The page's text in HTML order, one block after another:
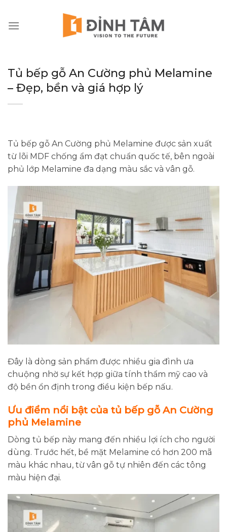
nội
Tủ bếp gỗ An Cường phủ Melamine
– Đẹp, bền và giá hợp lý
Tủ bếp gỗ An Cường phủ Melamine được sản xuất
từ lõi MDF chống ẩm đạt chuẩn quốc tế, bên ngoài
phủ lớp Melamine đa dạng màu sắc và vân gỗ.
Đây là dòng sản phẩm được nhiều gia đình ưa
chuộng nhờ sự kết hợp giữa tính thẩm mỹ cao và
độ bền ổn định trong điều kiện bếp nấu.
Ưu điểm nổi bật của tủ bếp gỗ An Cường
phủ Melamine
Dòng tủ bếp này mang đến nhiều lợi ích cho người
dùng. Trước hết, bề mặt Melamine có hơn 200 mã
màu khác nhau, từ vân gỗ tự nhiên đến các tông
màu hiện đại.